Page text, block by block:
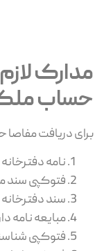
مدارک
حساب
برای دریافت
نامه دفترخانه
فتوکپی سند
سند دفترخانه
مبایعه نامه
فتوکپی